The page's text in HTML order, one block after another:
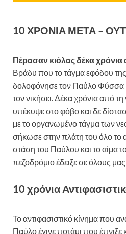
10 ΧΡΟΝΙΑ ΜΕΤΑ –
Πέρασαν κιόλας δέκα χρόνια
Βράδυ που το τάγμα εφόδου
δολοφόνησε τον Παύλο Φύσσα
τον νικήσει. Δέκα χρόνια από
υπέκυψε στο φόβο και δε
με το οργανωμένο τάγμα των
σήκωσε στην πλάτη του όλο το
στάση του Παύλου και το αίμα
πεζοδρόμιο έδειξε σε όλους
10 χρόνια
Το αντιφασιστικό κίνημα που
Παύλο έγινε ποτάμι που έπνιξε